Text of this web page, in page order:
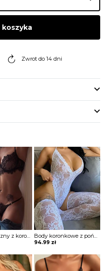
koszyka
Zwrot do 14 dni
Komplet bielizny z koronkowym stanikiem i stringami Body koronkowe z pończochami
94.99 zł